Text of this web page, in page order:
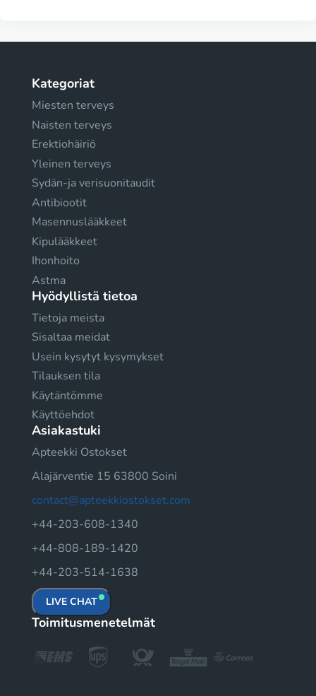
Kategoriat
Miesten terveys
Naisten terveys
Erektiohäiriö
Yleinen terveys
Sydän-ja verisuonitaudit
Antibiootit
Masennuslääkkeet
Kipulääkkeet
Ihonhoito
Astma
Hyödyllistä tietoa
Tietoja meista
Sisaltaa meidat
Usein kysytyt kysymykset
Tilauksen tila
Käytäntömme
Käyttöehdot
Asiakastuki
Apteekki Ostokset
Alajärventie 15 63800 Soini
contact@apteekkiostokset.com
+44-203-608-1340
+44-808-189-1420
+44-203-514-1638
LIVE CHAT
Toimitusmenetelmät